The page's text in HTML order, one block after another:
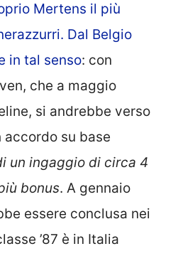
Mertens il più
Dal Belgio
in tal senso: con
che a maggio
si andrebbe verso
su base
un ingaggio di circa 4
bonus. A gennaio
essere conclusa nei
’87 è in Italia